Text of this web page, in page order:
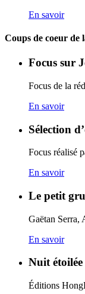
En savoir
Coups de coeur de
Focus sur
Focus de la
En savoir
Sélection
Focus réalisé
En savoir
Le petit
Gaëtan Serra,
En savoir
Nuit
Éditions